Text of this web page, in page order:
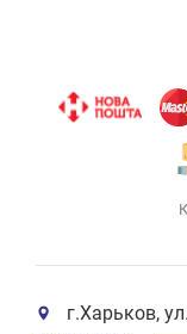
г.Харьков,